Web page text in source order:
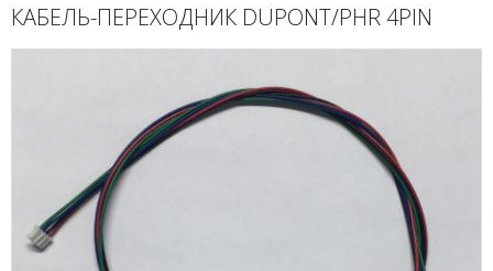
КАБЕЛЬ-ПЕРЕХОДНИК DUPONT/PHR 4PIN